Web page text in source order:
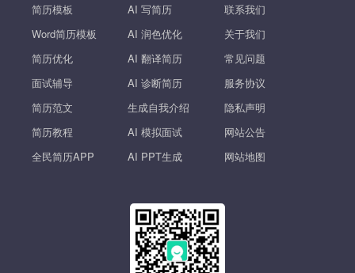
简历模板
Word简历模板
简历优化
面试辅导
简历范文
简历教程
全民简历APP
AI 写简历
AI 润色优化
AI 翻译简历
AI 诊断简历
生成自我介绍
AI 模拟面试
AI PPT生成
联系我们
关于我们
常见问题
服务协议
隐私声明
网站公告
网站地图